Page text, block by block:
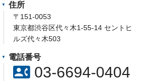
住所
〒151-0053
東京都渋谷区代々木1-55-14 セントヒ
ルズ代々木503
電話番号
contact_phone03-6694-0404